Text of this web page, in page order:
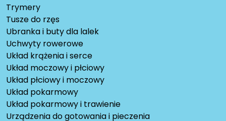
Trymery
Tusze do rzęs
Ubranka i buty dla lalek
Uchwyty rowerowe
Układ krążenia i serce
Układ moczowy i płciowy
Układ płciowy i moczowy
Układ pokarmowy
Układ pokarmowy i trawienie
Urządzenia do gotowania i pieczenia